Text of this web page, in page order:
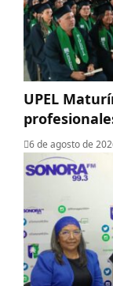
UPEL
6 de agosto de